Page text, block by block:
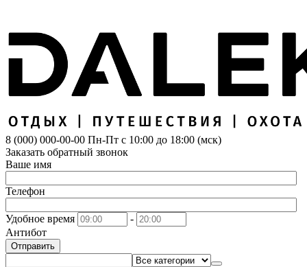
8 (000) 000-00-00 Пн-Пт с 10:00 до 18:00 (мск)
Заказать обратный звонок
Ваше имя
Телефон
Удобное время
-
Антибот
Отправить